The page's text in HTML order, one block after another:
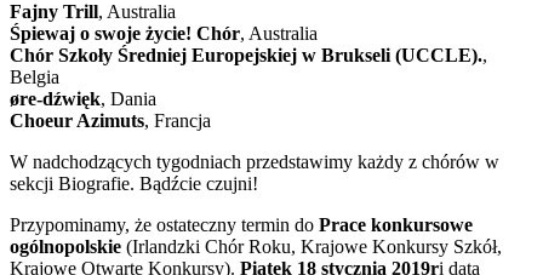
Fajny Trill, Australia
Śpiewaj o swoje życie! Chór, Australia
Chór Szkoły Średniej Europejskiej w Brukseli (UCCLE).,
Belgia
øre-dźwięk, Dania
Choeur Azimuts, Francja
W nadchodzących tygodniach przedstawimy każdy z chórów w
sekcji Biografie. Bądźcie czujni!
Przypominamy, że ostateczny termin do Prace konkursowe
ogólnopolskie (Irlandzki Chór Roku, Krajowe Konkursy Szkół,
Krajowe Otwarte Konkursy). Piątek 18 stycznia 2019ri data